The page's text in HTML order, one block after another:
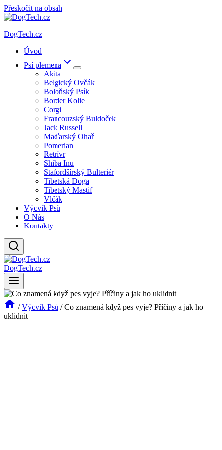
Přeskočit na obsah
DogTech.cz
Úvod
Psí plemena
Akita
Belgický Ovčák
Boloňský Psík
Border Kolie
Corgi
Francouzský Buldoček
Jack Russell
Maďarský Ohař
Pomerian
Retrívr
Shiba Inu
Stafordšírský Bulteriér
Tibetská Doga
Tibetský Mastif
Vlčák
Výcvik Psů
O Nás
Kontakty
DogTech.cz
/ Výcvik Psů / Co znamená když pes vyje? Příčiny a jak ho
uklidnit